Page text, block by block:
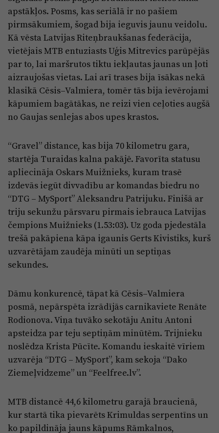
Jūrmala
Par laikrakstu
Privātuma politika
Ētikas kodekss
Lietošanas noteikumi
Pārredzamības paziņojumi
apstākļos. Posms, kas seriālā ir no pašiem
pirmsākumiem, šogad bija ieguvis jaunu veidolu.
Kā vēsta Latvijas Riteņbraukšanas federācija,
vietējais MTB entuziasts Uģis Mitrevics parūpējās
par to, lai maršrutos tiktu iekļautas jaunas un ļoti
aizraujošas vietas. Lai arī trases bija īsākas nekā
klasikā Cēsis–Valmiera, tomēr tās bija ievērojami
kāpumiem bagātākas, ne reizi vien ceļoties augšā
no Gaujas senlejas abos upes krastos.
“Gravel” distance, kas bija 70 kilometru gara,
startēja Turaidas kalna pakājē. Favorīta statusu
apliecināja Oskars Muižnieks, kuram trasē
izdevās iegūt divvadību ar komandas biedru no
“DTG – MySport” Aleksandru Patrijuku. Finišā ar
triju sekunžu pārsvaru pirmais iebrauca Latvijas
čempions Muižnieks (1.53:03). Uz goda pjedestāla
trešā pakāpiena kāpa igaunis Gerts Kivistiks, kurš
uzvarētājam zaudēja minūti un septiņas
sekundes.
Dāmu konkurencē, tāpat kā Cēsis–Valmiera
posmā, nepārspēta izrādījās carnikaviete Renāte
Rodionova. Viņa tuvāko sekotāju Anitu Antoni
apsteidza par teju septiņām minūtēm. Trijnieku
noslēdza Krista Pūcīte. Komandu ieskaitē vīriem
uzvarēja “DTG – MySport”, kam sekoja “Dako
Ziemeļvidzeme” un “Feelfree.lv”.
MTB distancē 44,6 kilometru garajā braucienā,
kur startā tika pievarēts Krimuldas serpentīns un
ko papildināja jauns kāpums Rāmkalnos,